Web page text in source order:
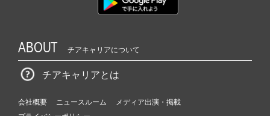
ABOUT チアキャリアについて
チアキャリアとは
会社概要 ニュースルーム
メディア出演・掲載